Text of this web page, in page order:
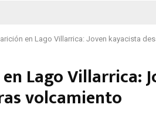
en Lago Villarrica: Joven kayacista
Lago Villarrica:
volcamiento